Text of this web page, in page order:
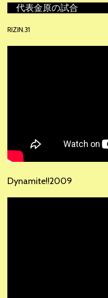
代表金原の試合
RIZIN.31
Dynamite!!2009